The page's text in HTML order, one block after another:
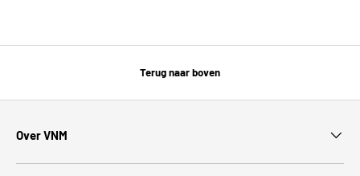
Terug naar boven
Over VNM